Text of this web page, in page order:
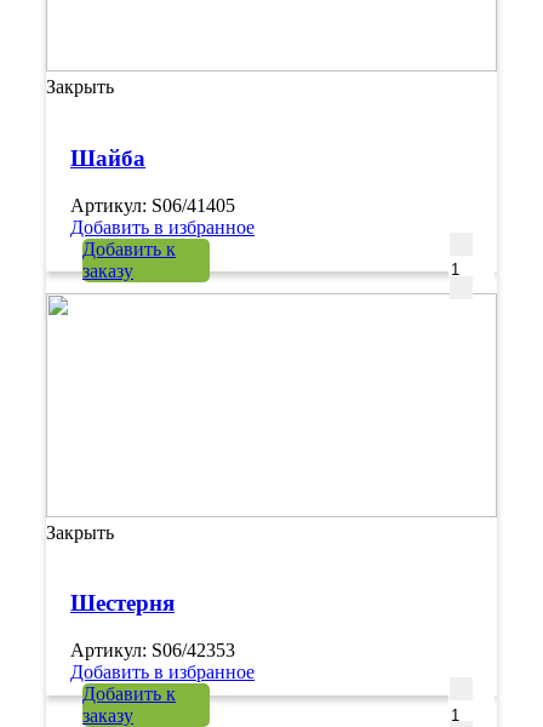
Закрыть
Шайба
Артикул: S06/41405
Добавить в избранное
Добавить к
заказу
Закрыть
Шестерня
Артикул: S06/42353
Добавить в избранное
Количество
Добавить к
заказу